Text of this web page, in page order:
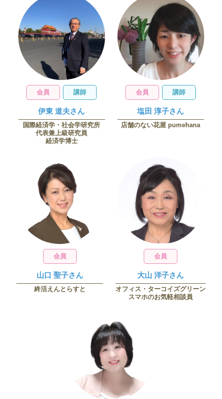
会員 講師
伊東 道夫さん
国際経済学・社会学研究所
代表兼上級研究員
経済学博士
会員 講師
塩田 淳子さん
店舗のない花屋 pumehana
会員
山口 聖子さん
終活えんとらすと
会員
大山 洋子さん
オフィス・ターコイズグリーン
スマホのお気軽相談員